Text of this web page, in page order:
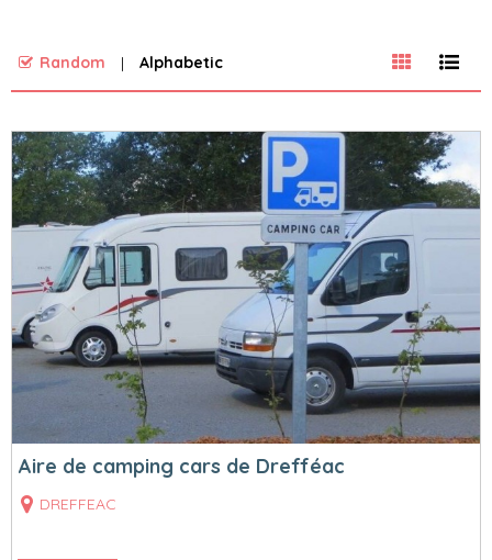
Random Alphabetic
Aire de camping cars de Drefféac
DREFFEAC